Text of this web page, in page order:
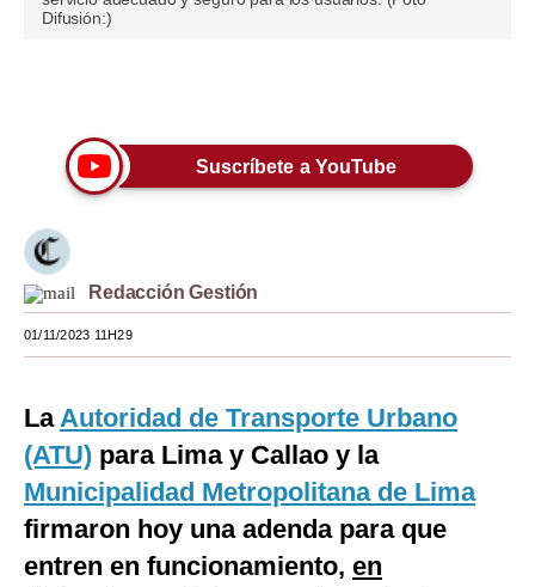
Editorial
Tendencias
Lujo
Viajes
Moda
Estilos
México
España
Difusión:)
Suscríbete a YouTube
Redacción Gestión
01/11/2023 11H29
LaAutoridad de Transporte Urbano
(ATU) para Lima y Callao y la
Municipalidad Metropolitana de Lima
firmaron hoy una adenda para que
entren en funcionamiento, en